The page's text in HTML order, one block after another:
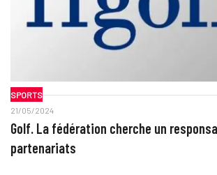
SPORTS
21/05/2024
Golf. La fédération cherche un
partenariats